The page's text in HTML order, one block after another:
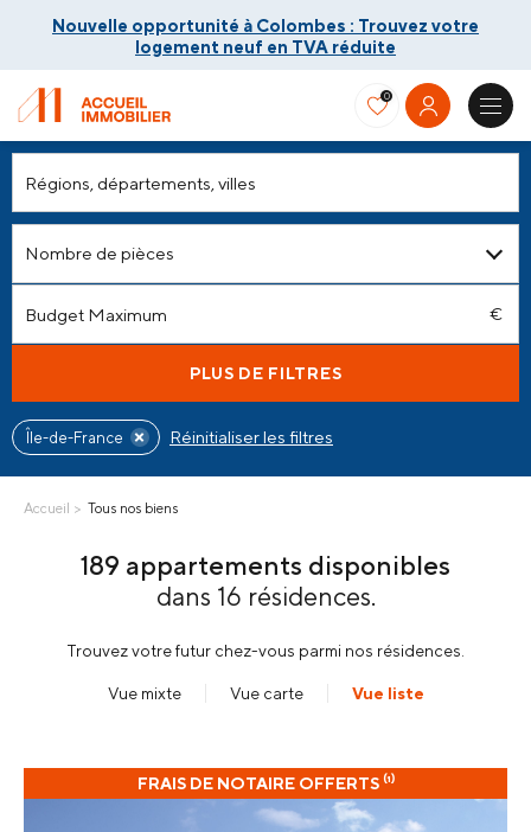
Nouvelle opportunité à Colombes : Trouvez votre
logement neuf en TVA réduite
logement neuf en TVA réduite
0
Accueil Tous nos biens
189 appartements disponibles
dans 16 résidences.
Trouvez votre futur chez-vous parmi nos résidences.
Vue mixte Vue carte Vue liste
Nombre de pièces
PLUS DE FILTRES
Île-de-France Réinitialiser les filtres
FRAIS DE NOTAIRE OFFERTS ⁽¹⁾